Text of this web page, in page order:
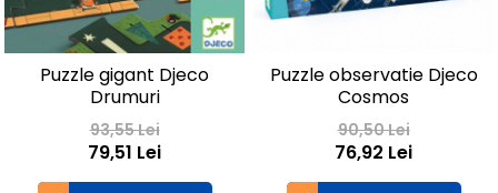
Puzzle gigant Djeco
Drumuri
93,55 Lei
79,51 Lei
Puzzle observatie Djeco
Cosmos
90,50 Lei
76,92 Lei